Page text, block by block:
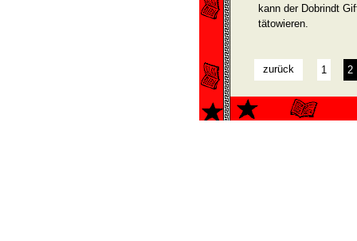
kann der Dobrindt
tätowieren.
zurück 1 2